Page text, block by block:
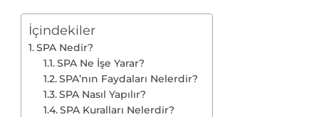
İçindekiler
SPA Nedir?
SPA Ne İşe Yarar?
SPA’nın Faydaları Nelerdir?
SPA Nasıl Yapılır?
SPA Kuralları Nelerdir?